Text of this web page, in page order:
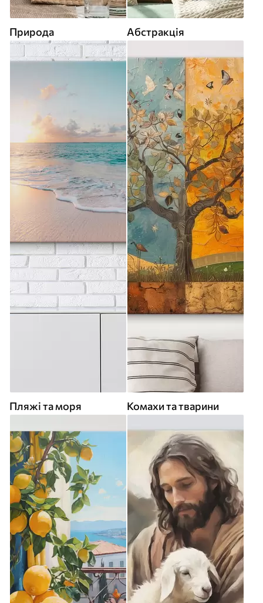
Природа Абстракція
Пляжі та моря Комахи та тварини